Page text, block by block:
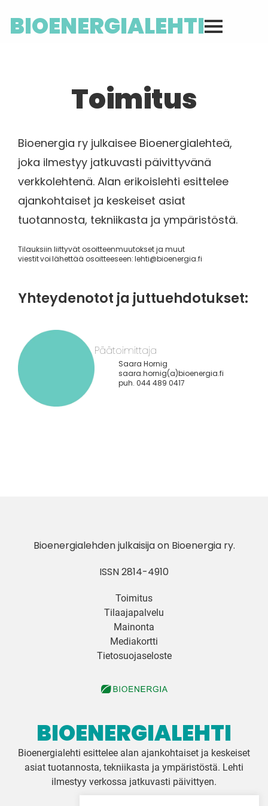
BIOENERGIALEHTI
Toimitus
Bioenergia ry julkaisee Bioenergialehteä,
joka ilmestyy jatkuvasti päivittyvänä
verkkolehtenä. Alan erikoislehti esittelee
ajankohtaiset ja keskeiset asiat
tuotannosta, tekniikasta ja ympäristöstä.
Tilauksiin liittyvät osoitteenmuutokset ja muut
viestit voi lähettää osoitteeseen: lehti@bioenergia.fi
Yhteydenotot ja juttuehdotukset:
Päätoimittaja
Saara Hornig
saara.hornig(a)bioenergia.fi
puh. 044 489 0417
Bioenergialehden julkaisija on Bioenergia ry.
ISSN 2814-4910
Toimitus
Tilaajapalvelu
Mainonta
Mediakortti
Tietosuojaseloste
BIOENERGIALEHTI
Bioenergialehti esittelee alan ajankohtaiset ja keskeiset
asiat tuotannosta, tekniikasta ja ympäristöstä. Lehti
ilmestyy verkossa jatkuvasti päivittyen.